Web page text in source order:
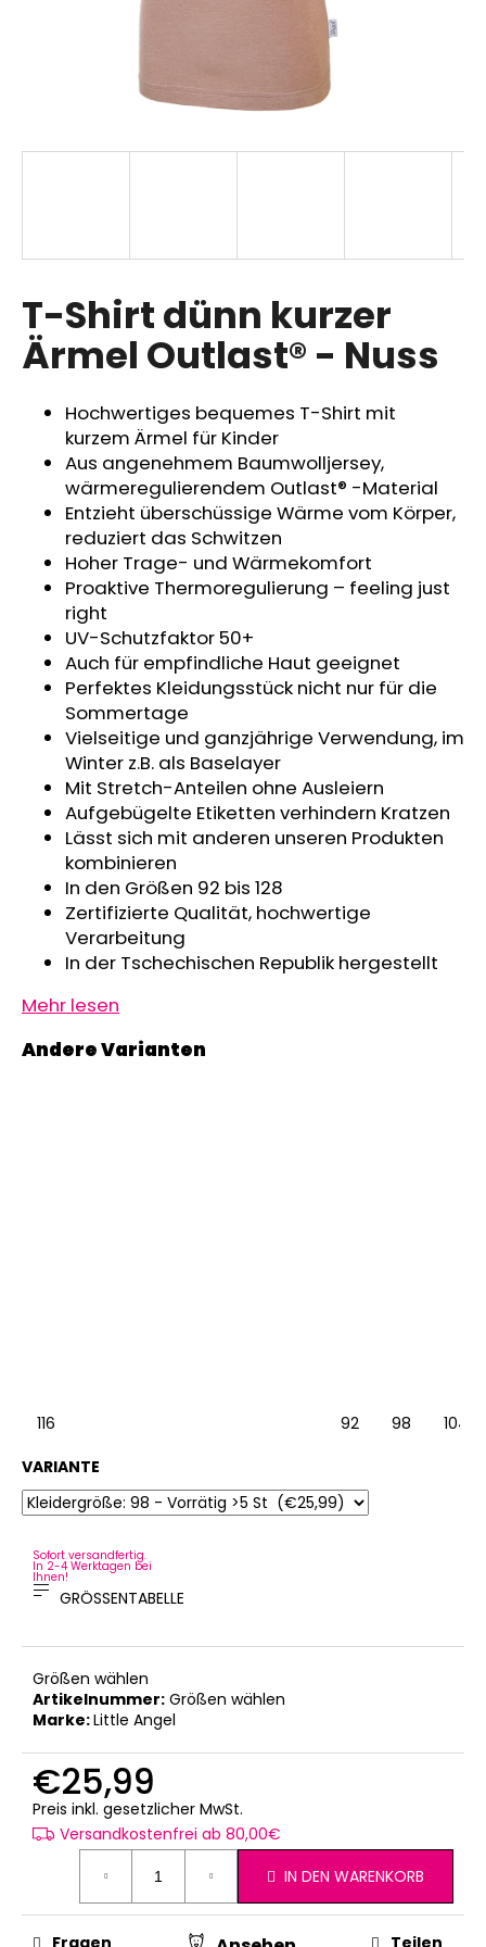
T-Shirt dünn kurzer
Ärmel Outlast® - Nuss
Hochwertiges bequemes T-Shirt mit
kurzem Ärmel für Kinder
Aus angenehmem Baumwolljersey,
wärmeregulierendem Outlast® -Material
Entzieht überschüssige Wärme vom Körper,
reduziert das Schwitzen
Hoher Trage- und Wärmekomfort
Proaktive Thermoregulierung – feeling just
right
UV-Schutzfaktor 50+
Auch für empfindliche Haut geeignet
Perfektes Kleidungsstück nicht nur für die
Sommertage
Vielseitige und ganzjährige Verwendung, im
Winter z.B. als Baselayer
Mit Stretch-Anteilen ohne Ausleiern
Aufgebügelte Etiketten verhindern Kratzen
Lässt sich mit anderen unseren Produkten
kombinieren
In den Größen 92 bis 128
Zertifizierte Qualität, hochwertige
Verarbeitung
In der Tschechischen Republik hergestellt
Mehr lesen
116 92 98
104
VARIANTE
Sofort versandfertig.
In 2-4 Werktagen bei
Ihnen!
GRÖSSENTABELLE
Größen wählen
Artikelnummer: Größen wählen
Marke:Little Angel
€25,99
Preis inkl. gesetzlicher MwSt.
Versandkostenfrei ab 80,00€
IN DEN WARENKORB
p
f
e
h
KINDERSITZUNTERLAGE
OUTLAST®
GRAU
MELIERT
€24,90